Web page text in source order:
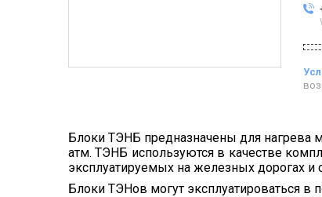
Блоки ТЭНБ предназначены для нагрева
атм. ТЭНБ используются в качестве
эксплуатируемых на железных дорогах и
Блоки ТЭНов могут эксплуатироваться